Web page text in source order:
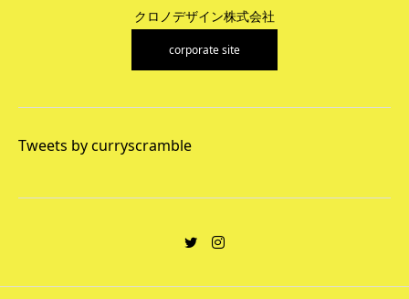
クロノデザイン株式会社
corporate site
Tweets by curryscramble